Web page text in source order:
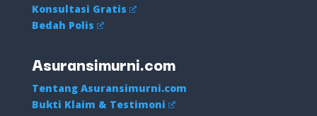
Konsultasi Gratis
Bedah Polis
Asuransimurni.com
Tentang Asuransimurni.com
Bukti Klaim & Testimoni